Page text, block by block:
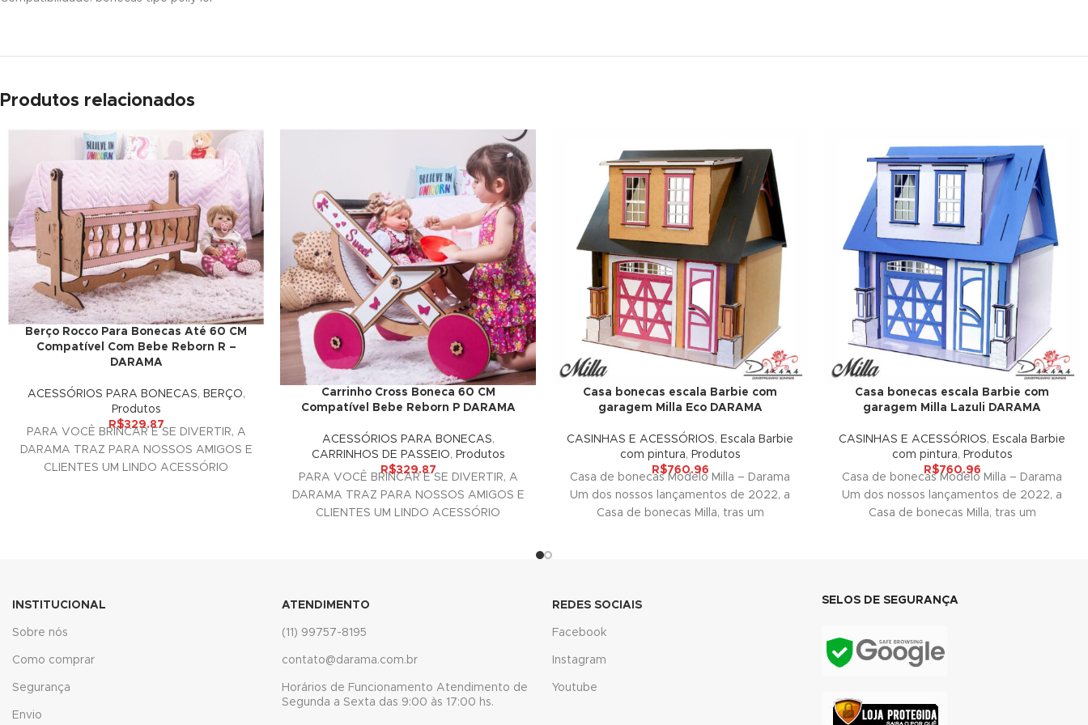
panel
panel
panel
panel
panel
panel
Panel
panel
Produtos relacionados
Berço Rocco Para Bonecas Até 60 CM
Compatível Com Bebe Reborn R –
DARAMA
ACESSÓRIOS PARA BONECAS, BERÇO,
Produtos
R$329.87
PARA VOCÊ BRINCAR E SE DIVERTIR, A
DARAMA TRAZ PARA NOSSOS AMIGOS E
CLIENTES UM LINDO ACESSÓRIO
Carrinho Cross Boneca 60 CM
Compatível Bebe Reborn P DARAMA
ACESSÓRIOS PARA BONECAS,
CARRINHOS DE PASSEIO, Produtos
R$329.87
PARA VOCÊ BRINCAR E SE DIVERTIR, A
DARAMA TRAZ PARA NOSSOS AMIGOS E
CLIENTES UM LINDO ACESSÓRIO
Casa bonecas escala Barbie com
garagem Milla Eco DARAMA
CASINHAS E ACESSÓRIOS, Escala Barbie
com pintura, Produtos
R$760.96
Casa de bonecas Modelo Milla – Darama
Um dos nossos lançamentos de 2022, a
Casa de bonecas Milla, tras um
Casa bonecas escala Barbie com
garagem Milla Lazuli DARAMA
CASINHAS E ACESSÓRIOS, Escala Barbie
com pintura, Produtos
R$760.96
Casa de bonecas Modelo Milla – Darama
Um dos nossos lançamentos de 2022, a
Casa de bonecas Milla, tras um
INSTITUCIONAL
Sobre nós
Como comprar
Segurança
Envio
ATENDIMENTO
(11) 99757-8195
contato@darama.com.br
Horários de Funcionamento Atendimento de
Segunda a Sexta das 9:00 às 17:00 hs.
REDES SOCIAIS
Facebook
Instagram
Youtube
SELOS DE SEGURANÇA